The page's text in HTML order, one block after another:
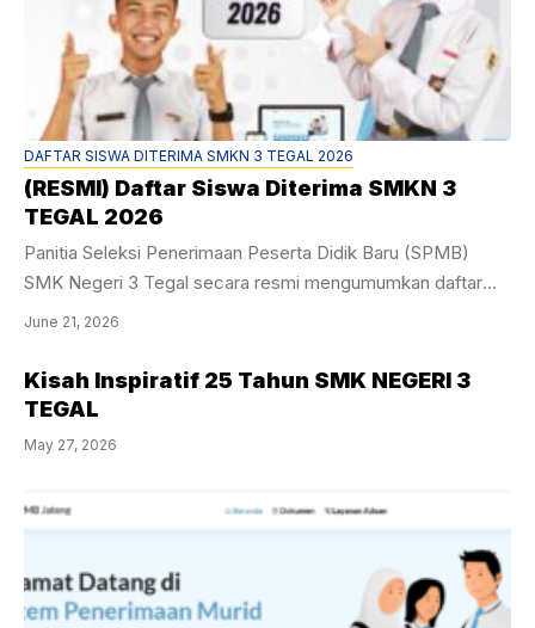
lebih lanjut mengenai tahapan berikutnya akan diumumkan
melalui Channel,Sosial media dan Website resmi SMK
Negeri 3 Tegal. Demikian pengumuman ini disampaikan
untuk menjadi perhatian. Tegal, 21 Juni ...
DAFTAR SISWA DITERIMA SMKN 3 TEGAL 2026
(RESMI) Daftar Siswa Diterima SMKN 3
TEGAL 2026
Panitia Seleksi Penerimaan Peserta Didik Baru (SPMB)
SMK Negeri 3 Tegal secara resmi mengumumkan daftar
siswa yang diterima melalui jalur Seleksi Prestasi Tahun
dilaksanakan dengan transparan dan akuntabel. Ratusan
calon siswa dari berbagai wilayah mengikuti seleksi ini, dan
dapat diunduh melalui link berikut: Informasi Penting untuk
M.Pd menyampaikan ucapan selamat kepada seluruh siswa
June 21, 2026
Kisah Inspiratif 25 Tahun SMK NEGERI 3
TEGAL
May 27, 2026